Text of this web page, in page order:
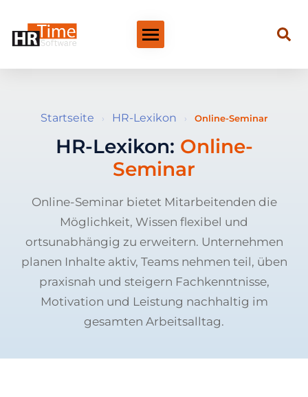
Startseite › HR-Lexikon › Online-Seminar
HR-Lexikon: Online-
Seminar
Online-Seminar bietet Mitarbeitenden die
Möglichkeit, Wissen flexibel und
ortsunabhängig zu erweitern. Unternehmen
planen Inhalte aktiv, Teams nehmen teil, üben
praxisnah und steigern Fachkenntnisse,
Motivation und Leistung nachhaltig im
gesamten Arbeitsalltag.